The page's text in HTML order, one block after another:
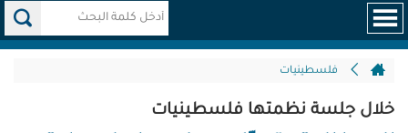
فلسطينيات
خلال جلسة نظمتها فلسطينيات